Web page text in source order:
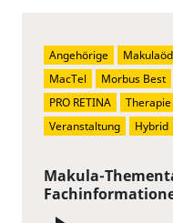
Makula-
Angehörige
MacTel
Morbus Best
PRO RETINA
Therapie
Veranstaltung
Hybrid